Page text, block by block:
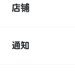
店铺
通知